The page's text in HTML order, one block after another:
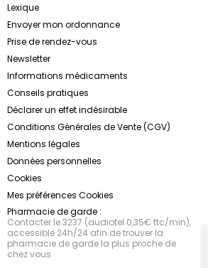
Lexique
Envoyer mon ordonnance
Prise de rendez-vous
Newsletter
Informations médicaments
Conseils pratiques
Déclarer un effet indésirable
Conditions Générales de Vente (CGV)
Mentions légales
Données personnelles
Cookies
Mes préférences Cookies
Pharmacie de garde :
Contacter le 3237 (audiotel 0,35€ ttc/min),
accessible 24h/24 afin de trouver la
pharmacie de garde la plus proche de
chez vous